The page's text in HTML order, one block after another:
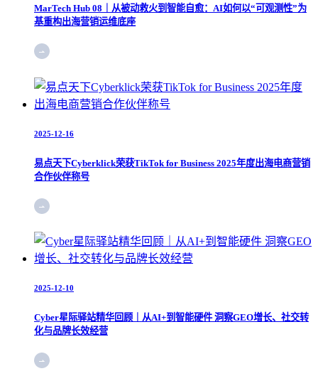
MarTech Hub 08｜从被动救火到智能自愈：AI如何以“可观测性”为
基重构出海营销运维底座
2025-12-16
易点天下Cyberklick荣获TikTok for Business 2025年度出海电商营销
合作伙伴称号
2025-12-10
Cyber星际驿站精华回顾｜从AI+到智能硬件 洞察GEO增长、社交转
化与品牌长效经营